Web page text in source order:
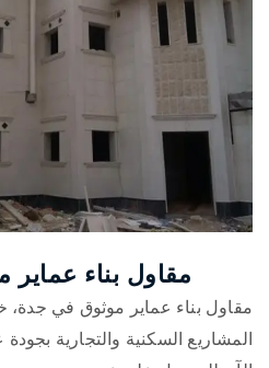
مقاول بناء
مقاول بناء عماير موثوق في جدة،
المشاريع السكنية والتجارية